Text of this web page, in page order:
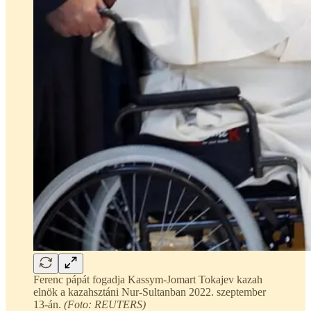
Ferenc pápát fogadja Kassym-Jomart Tokajev kazah
elnök a kazahsztáni Nur-Sultanban 2022. szeptember
13-án. (Foto: REUTERS)